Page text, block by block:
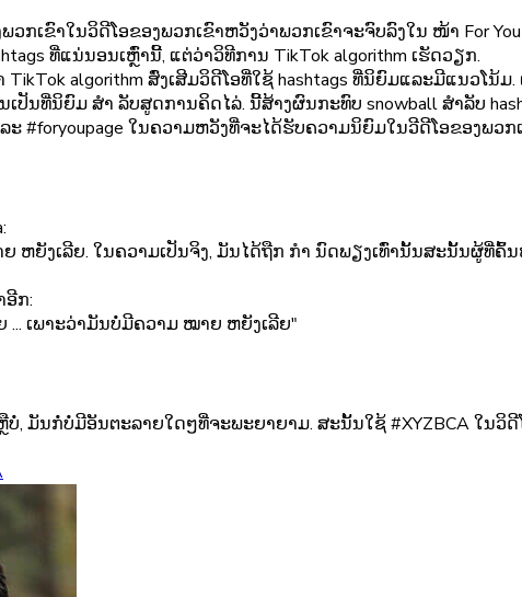
ວກເຂົາໃນວິດີໂອຂອງພວກເຂົາຫວັງວ່າພວກເຂົາຈະຈົບລົງໃນ ໜ້າ For
ທີ່ແນ່ນອນເຫຼົ່ານີ້, ແຕ່ວ່າວິທີການ TikTok algorithm ເຮັດວຽກ.
algorithm ສົ່ງເສີມວິດີໂອທີ່ໃຊ້ hashtags ທີ່ນິຍົມແລະມີແນວໂນ້
ນທີ່ນິຍົມ ສຳ ລັບສູດການຄິດໄລ່. ນີ້ສ້າງຜົນກະທົບ snowball ສໍາລັບ
#foryoupage ໃນຄວາມຫວັງທີ່ຈະໄດ້ຮັບຄວາມນິຍົມໃນວີດີໂອຂອງພວກ
ຫຍັງເລີຍ. ໃນຄວາມເປັນຈິງ, ມັນໄດ້ຖືກ ກຳ ນົດພຽງເທົ່ານັ້ນສະນັ້ນຜູ້ທີ່ຄົ້
ອີກ:
ເພາະວ່າມັນບໍ່ມີຄວາມ ໝາຍ ຫຍັງເລີຍ"
, ມັນກໍ່ບໍ່ມີອັນຕະລາຍໃດໆທີ່ຈະພະຍາຍາມ. ສະນັ້ນໃຊ້ #XYZBCA ໃນວິ